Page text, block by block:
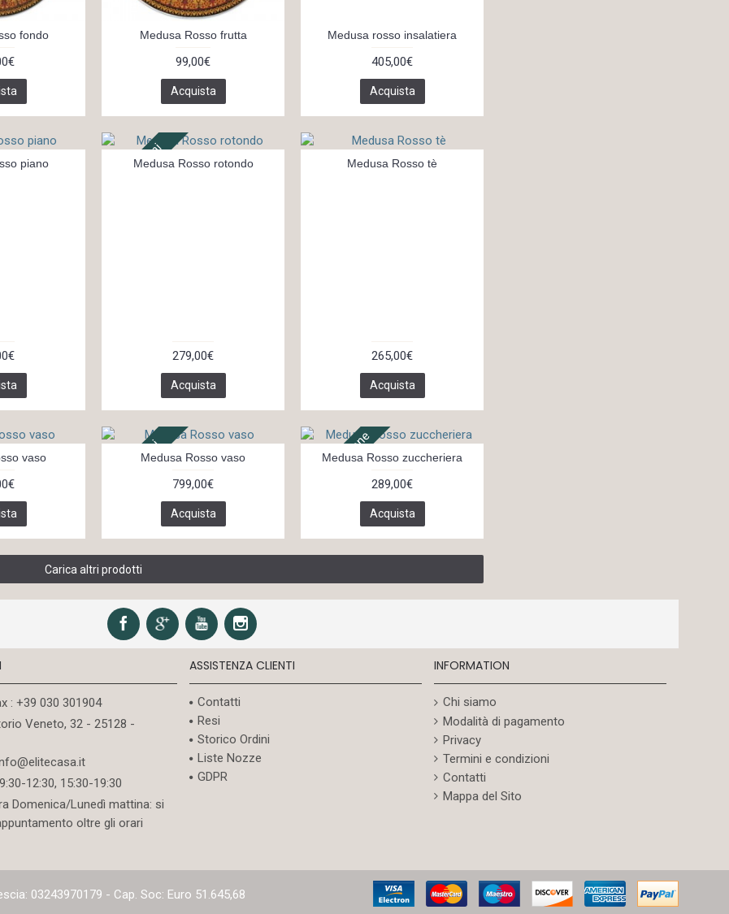
fondo Medusa Rosso frutta
99,00€
Acquista
Medusa rosso insalatiera
405,00€
Acquista
piano In 14 giorni
Medusa Rosso rotondo
279,00€
Acquista
Medusa Rosso tè
265,00€
Acquista
vaso In 7 giorni
Medusa Rosso vaso
799,00€
Acquista
In 3 settimane
Medusa Rosso zuccheriera
289,00€
Acquista
Carica altri prodotti
: +39 030 301904
Veneto, 32 - 25128 -
12:30, 15:30-19:30
Domenica/Lunedì mattina: si
oltre gli orari
ASSISTENZA CLIENTI
Contatti
Resi
Storico Ordini
Liste Nozze
GDPR
INFORMATION
Chi siamo
Modalità di pagamento
Privacy
Termini e condizioni
Contatti
Mappa del Sito
03243970179 - Cap. Soc: Euro 51.645,68